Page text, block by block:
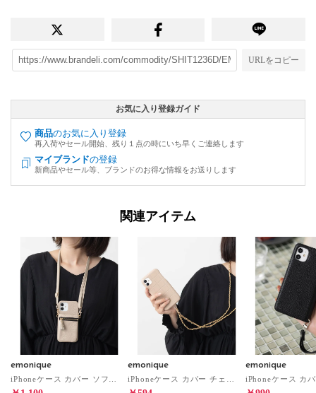
URLをコピー
お気に入り登録ガイド
商品のお気に入り登録
再入荷やセール開始、残り１点の時にいち早くご連絡します
マイブランドの登録
新商品やセール等、ブランドのお得な情報をお送りします
関連アイテム
emonique emonique emonique